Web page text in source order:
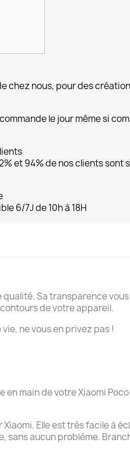
chez nous, pour des
le jour même si
et 94% de nos clients sont
6/7J de 10h à 18H
Sa transparence
de votre appareil.
ne vous en privez pas !
main de votre Xiaomi
Elle est très facile à
sans aucun problème.